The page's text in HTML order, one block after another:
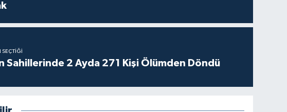
SEÇTIĞI
Sahillerinde 2 Ayda 271 Kişi Ölümden Döndü